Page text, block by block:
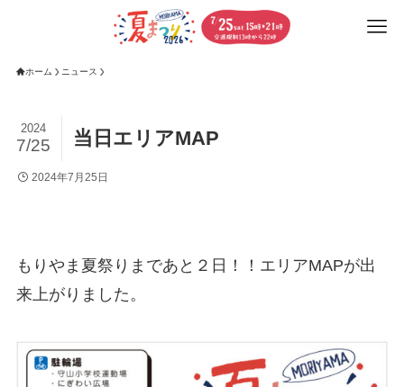
ホーム ニュース
当日エリアMAP
2024
7/25
2024年7月25日
もりやま夏祭りまであと２日！！エリアMAPが出
来上がりました。